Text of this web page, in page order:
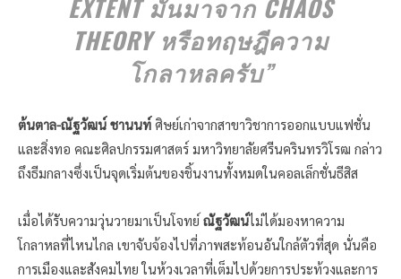
EXTENT มันมาจาก CHAOS
THEORY หรือทฤษฎีความ
โกลาหลครับ”
ต้นตาล-ณัฐวัฒน์ ชานนท์ ศิษย์เก่าจากสาขาวิชาการออกแบบแฟชั่น
และสิ่งทอ คณะศิลปกรรมศาสตร์ มหาวิทยาลัยศรีนครินทรวิโรฒ กล่าว
ถึงธีมกลางซึ่งเป็นจุดเริ่มต้นของชิ้นงานทั้งหมดในคอลเล็กชั่นธีสิส
เมื่อได้รับความวุ่นวายมาเป็นโจทย์ ณัฐวัฒน์ไม่ได้มองหาความ
โกลาหลที่ไหนไกล เขาจับจ้องไปที่ภาพสะท้อนอันใกล้ตัวที่สุด นั่นคือ
การเมืองและสังคมไทย ในห้วงเวลาที่เต็มไปด้วยการประท้วงและการ